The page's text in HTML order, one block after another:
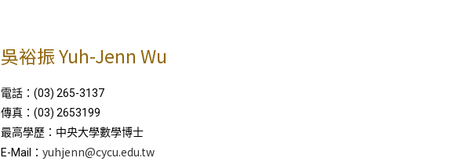
吳裕振 Yuh-Jenn Wu
電話：(03) 265-3137
傳真：(03) 2653199
最高學歷：中央大學數學博士
E-Mail： yuhjenn@cycu.edu.tw